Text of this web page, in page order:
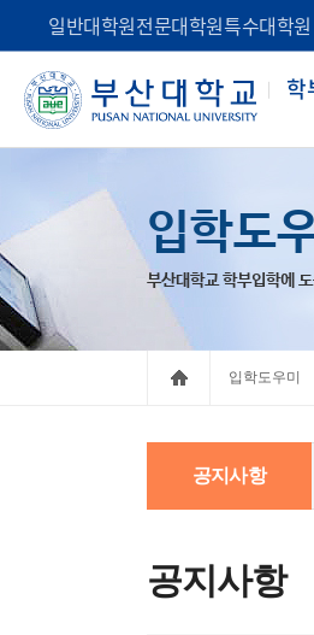
일반대학원전문대학원특수대학원
학
입학도
부산대학교 학부입학에
입학도우미
공지사항
공지사항